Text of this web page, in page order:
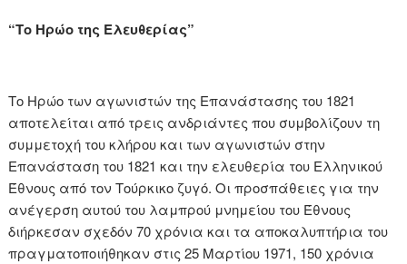
“Το Ηρώο της Ελευθερίας”
Το Ηρώο των αγωνιστών της Επανάστασης του 1821
αποτελείται από τρεις ανδριάντες που συμβολίζουν τη
συμμετοχή του κλήρου και των αγωνιστών στην
Επανάσταση του 1821 και την ελευθερία του Ελληνικού
Έθνους από τον Τούρκικο ζυγό. Οι προσπάθειες για την
ανέγερση αυτού του λαμπρού μνημείου του Έθνους
διήρκεσαν σχεδόν 70 χρόνια και τα αποκαλυπτήρια του
πραγματοποιήθηκαν στις 25 Μαρτίου 1971, 150 χρόνια